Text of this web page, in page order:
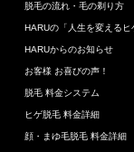
脱毛の流れ・毛の剃り方
HARUの「人生を変える
HARUからのお知らせ
お客様 お喜びの声！
脱毛 料金システム
ヒゲ脱毛 料金詳細
顔・まゆ毛脱毛 料金詳細